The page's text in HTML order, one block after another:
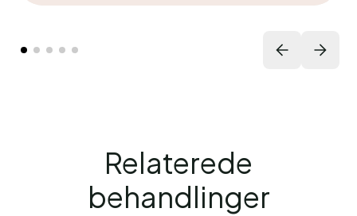
Relaterede
behandlinger